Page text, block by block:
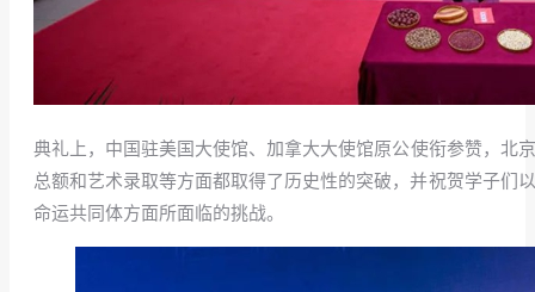
典礼上，中国驻美国大使馆、加拿大大使馆原公使衔参赞，北
总额和艺术录取等方面都取得了历史性的突破，并祝贺学子们
命运共同体方面所面临的挑战。